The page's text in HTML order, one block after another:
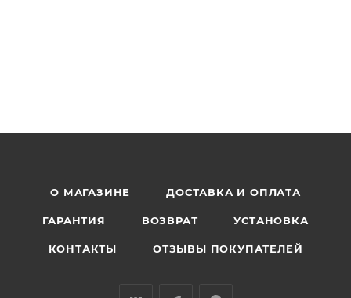
О МАГАЗИНЕ ДОСТАВКА И ОПЛАТА
ГАРАНТИЯ ВОЗВРАТ УСТАНОВКА
КОНТАКТЫ ОТЗЫВЫ ПОКУПАТЕЛЕЙ